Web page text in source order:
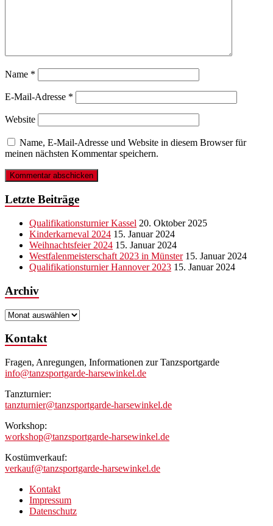
Name *
E-Mail-Adresse *
Website
Name, E-Mail-Adresse und Website in diesem Browser für
meinen nächsten Kommentar speichern.
Letzte Beiträge
Qualifikationsturnier Kassel 20. Oktober 2025
Kinderkarneval 2024 15. Januar 2024
Weihnachtsfeier 2024 15. Januar 2024
Westfalenmeisterschaft 2023 in Münster 15. Januar 2024
Qualifikationsturnier Hannover 2023 15. Januar 2024
Archiv
Archiv
Kontakt
Fragen, Anregungen, Informationen zur Tanzsportgarde
info@tanzsportgarde-harsewinkel.de
Tanzturnier:
tanzturnier@tanzsportgarde-harsewinkel.de
Workshop:
workshop@tanzsportgarde-harsewinkel.de
Kostümverkauf:
verkauf@tanzsportgarde-harsewinkel.de
Kontakt
Impressum
Datenschutz